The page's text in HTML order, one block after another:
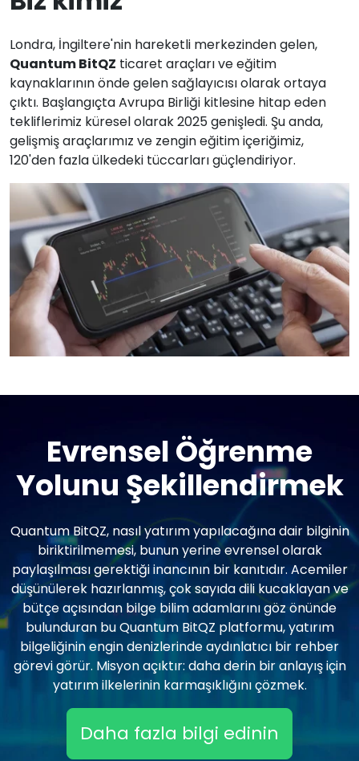
Londra, İngiltere'nin hareketli merkezinden gelen,
Quantum BitQZ ticaret araçları ve eğitim
kaynaklarının önde gelen sağlayıcısı olarak ortaya
çıktı. Başlangıçta Avrupa Birliği kitlesine hitap eden
tekliflerimiz küresel olarak 2025 genişledi. Şu anda,
gelişmiş araçlarımız ve zengin eğitim içeriğimiz,
120'den fazla ülkedeki tüccarları güçlendiriyor.
Evrensel Öğrenme
Yolunu Şekillendirmek
Quantum BitQZ, nasıl yatırım yapılacağına dair bilginin
biriktirilmemesi, bunun yerine evrensel olarak
paylaşılması gerektiği inancının bir kanıtıdır. Acemiler
düşünülerek hazırlanmış, çok sayıda dili kucaklayan ve
bütçe açısından bilge bilim adamlarını göz önünde
bulunduran bu Quantum BitQZ platformu, yatırım
bilgeliğinin engin denizlerinde aydınlatıcı bir rehber
görevi görür. Misyon açıktır: daha derin bir anlayış için
yatırım ilkelerinin karmaşıklığını çözmek.
Daha fazla bilgi edinin